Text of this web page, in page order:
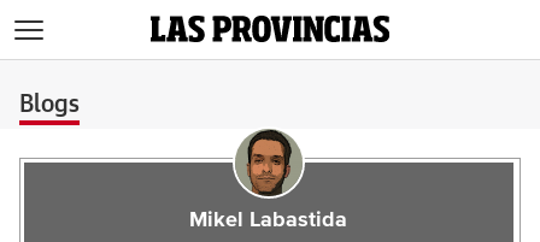
Blogs
Mikel Labastida